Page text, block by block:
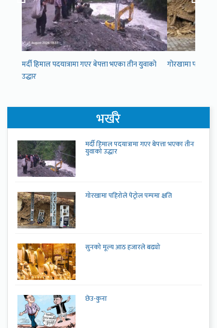
मर्दी हिमाल पदयात्रामा गएर बेपत्ता भएका तीन युवाको
उद्धार
गोरखामा पहिरोले
भर्खरै
मर्दी हिमाल पदयात्रामा गएर बेपत्ता भएका तीन
युवाको उद्धार
गोरखामा पहिरोले पेट्रोल पम्पमा क्षति
सुनको मूल्य आठ हजारले बढ्यो
छेउ-कुना